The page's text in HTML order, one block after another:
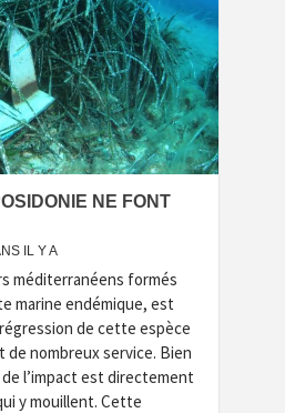
NE FONT
IL Y A
méditerranéens formés
marine endémique, est
de cette espèce
nombreux service. Bien
l’impact est directement
y mouillent. Cette